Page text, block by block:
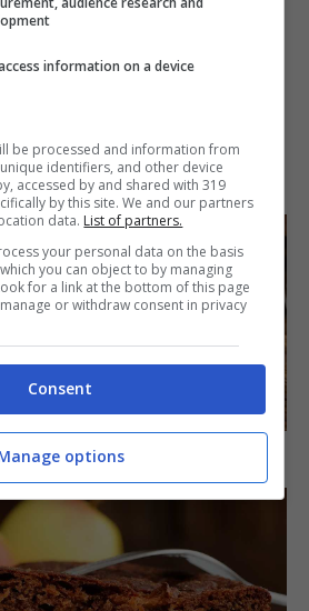
PIANO
PIATTI
di maiale al latte
information on a device
be processed and information from
identifiers, and other device
accessed by and shared with 319
by this site. We and our partners
data. List of partners.
your personal data on the basis
you can object to by managing
for a link at the bottom of this page
or withdraw consent in privacy
Consent
options